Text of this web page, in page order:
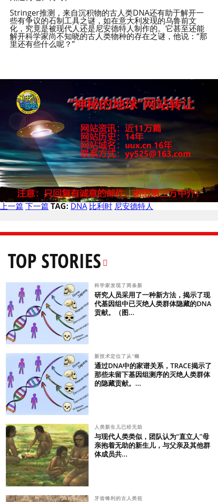
Stringer推测，来自沉积物的古人类DNA还有助于解开一
些有争议的石制工具之谜，如在意大利发现的乌鲁前文
化，究竟是被现代人还是尼安德特人制作的。它甚至还能
解开科学家尚不知晓的古人类物种的存在之谜，他说：“那
里还有些什么呢？”
上一篇 下一篇 TAG: DNA 比利时 尼安德特人
TOP STORIES
科学家发现了两条新
研究人员采用了一种新方法，揭示了现
代基因组中已灭绝人类群体隐藏的DNA
贡献。（图...
新技术定位了从“幽
通过DNA中的家谱关系，TRACE揭示了
那些未留下基因组测序的灭绝人类群体
的隐藏贡献。...
人类新生儿已经无助
与现代人类类似，团队认为“直立人”母
亲抱着无助的新生儿，与父亲及其他群
体成员共...
牙齿锋利的古人类祖